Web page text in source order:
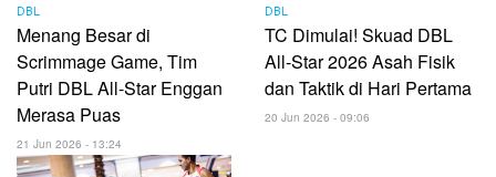
DBL
Menang Besar di
Scrimmage Game, Tim
Putri DBL All-Star Enggan
Merasa Puas
21 Jun 2026 - 13:24
DBL
TC Dimulai! Skuad DBL
All-Star 2026 Asah Fisik
dan Taktik di Hari Pertama
20 Jun 2026 - 09:06